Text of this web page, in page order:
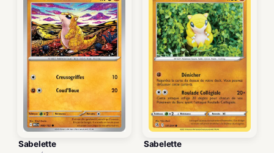
Sabelette Sabelette